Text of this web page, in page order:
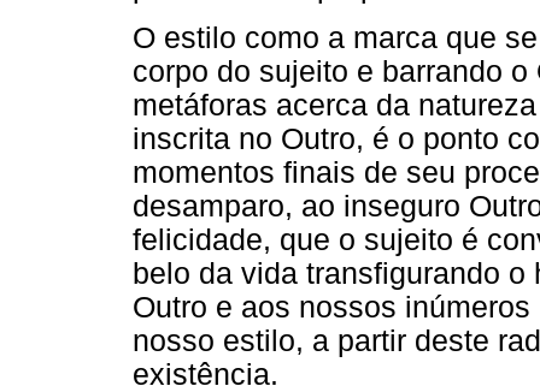
O estilo como a marca que
corpo do sujeito e barrando
metáforas acerca da
inscrita no Outro, é o ponto
momentos finais de seu
desamparo, ao inseguro
felicidade, que o sujeito é
belo da vida transfigurando o
Outro e aos nossos
nosso estilo, a partir deste
existência.